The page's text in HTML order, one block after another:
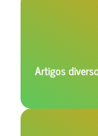
Artigos